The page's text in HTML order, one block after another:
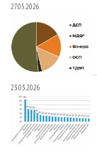
27.05.2026
23.03.2026